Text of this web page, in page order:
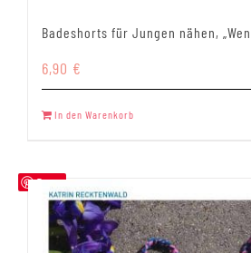
Badeshorts für Jungen nähen,
6,90 €
In den Warenkorb
Save